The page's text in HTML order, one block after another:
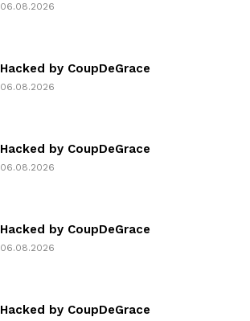
06.08.2026
Hacked by CoupDeGrace
06.08.2026
Hacked by CoupDeGrace
06.08.2026
Hacked by CoupDeGrace
06.08.2026
Hacked by CoupDeGrace